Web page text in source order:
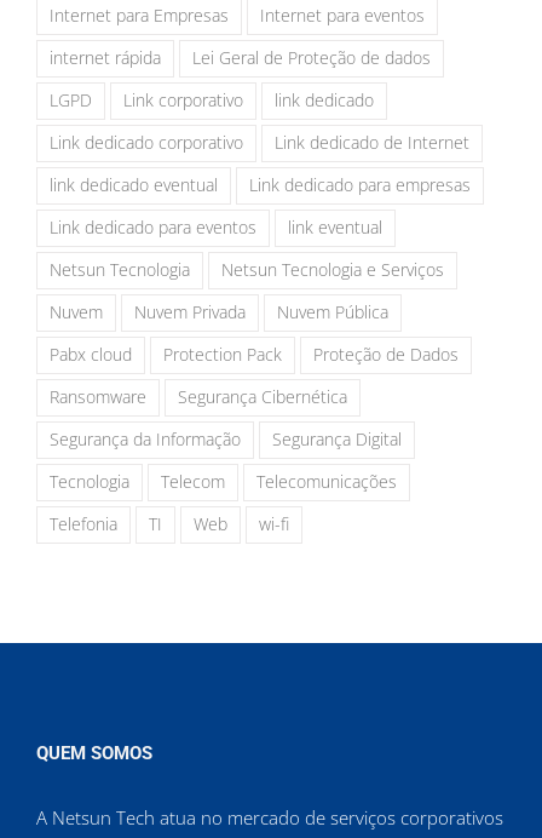
Internet para Empresas
Internet para eventos
internet rápida
Lei Geral de Proteção de dados
LGPD
Link corporativo
link dedicado
Link dedicado corporativo
Link dedicado de Internet
link dedicado eventual
Link dedicado para empresas
Link dedicado para eventos
link eventual
Netsun Tecnologia
Netsun Tecnologia e Serviços
Nuvem
Nuvem Privada
Nuvem Pública
Pabx cloud
Protection Pack
Proteção de Dados
Ransomware
Segurança Cibernética
Segurança da Informação
Segurança Digital
Tecnologia
Telecom
Telecomunicações
Telefonia
TI Web wi-fi
QUEM SOMOS
A Netsun Tech atua no mercado de serviços corporativos